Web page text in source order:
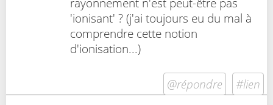
'ionisant' ? (j'ai toujours eu du mal à
comprendre cette notion
d'ionisation...)
@répondre #lien